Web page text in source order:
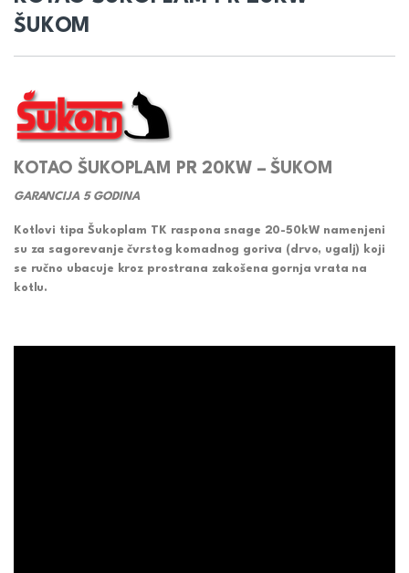
ŠUKOM
KOTAO ŠUKOPLAM PR 20KW – ŠUKOM
GARANCIJA 5 GODINA
Kotlovi tipa Šukoplam TK raspona snage 20-50kW namenjeni
su za sagorevanje čvrstog komadnog goriva (drvo, ugalj) koji
se ručno ubacuje kroz prostrana zakošena gornja vrata na
kotlu.